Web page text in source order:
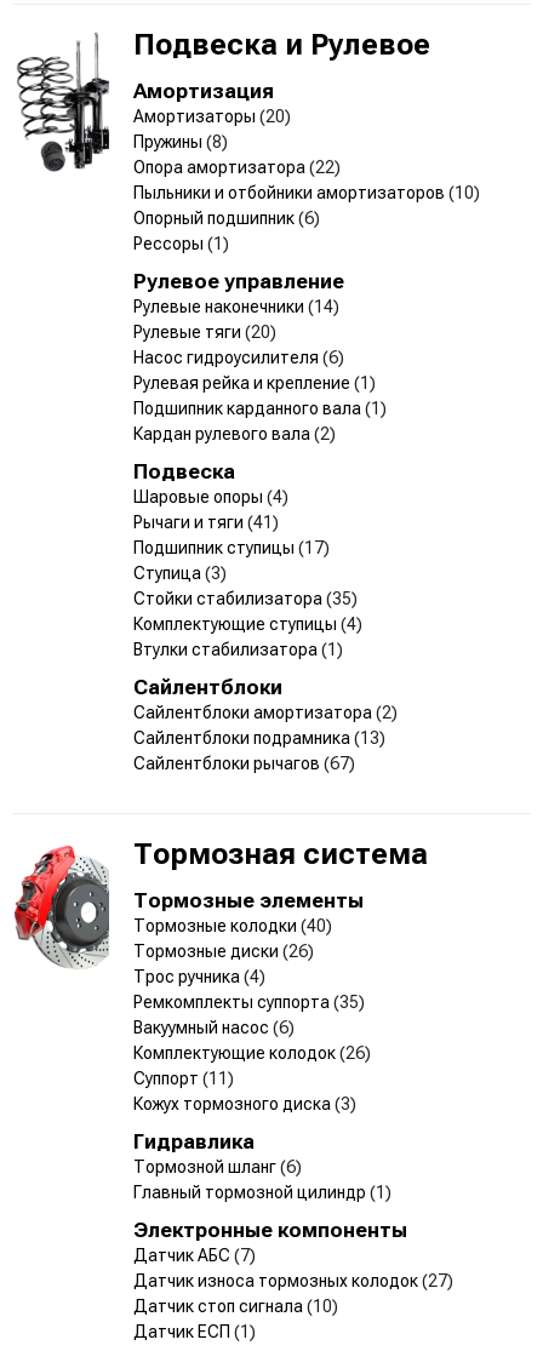
Подвеска и Рулевое
Амортизация
Амортизаторы (20)
Пружины (8)
Опора амортизатора (22)
Пыльники и отбойники амортизаторов (10)
Опорный подшипник(6)
Рессоры (1)
Рулевое управление
Рулевые наконечники (14)
Рулевые тяги (20)
Насос гидроусилителя (6)
Рулевая рейка и крепление (1)
Подшипник карданного вала (1)
Кардан рулевого вала (2)
Подвеска
Шаровые опоры (4)
Рычаги и тяги (41)
Подшипник ступицы (17)
Ступица (3)
Стойки стабилизатора (35)
Комплектующие ступицы (4)
Втулки стабилизатора (1)
Сайлентблоки
Сайлентблоки амортизатора (2)
Сайлентблоки подрамника (13)
Сайлентблоки рычагов (67)
Тормозная система
Тормозные элементы
Тормозные колодки (40)
Тормозные диски (26)
Трос ручника (4)
Ремкомплекты суппорта (35)
Вакуумный насос (6)
Комплектующие колодок(26)
Суппорт (11)
Кожух тормозного диска (3)
Гидравлика
Тормозной шланг(6)
Главный тормозной цилиндр (1)
Электронные компоненты
Датчик АБС (7)
Датчик износа тормозных колодок(27)
Датчик стоп сигнала (10)
Датчик ЕСП (1)